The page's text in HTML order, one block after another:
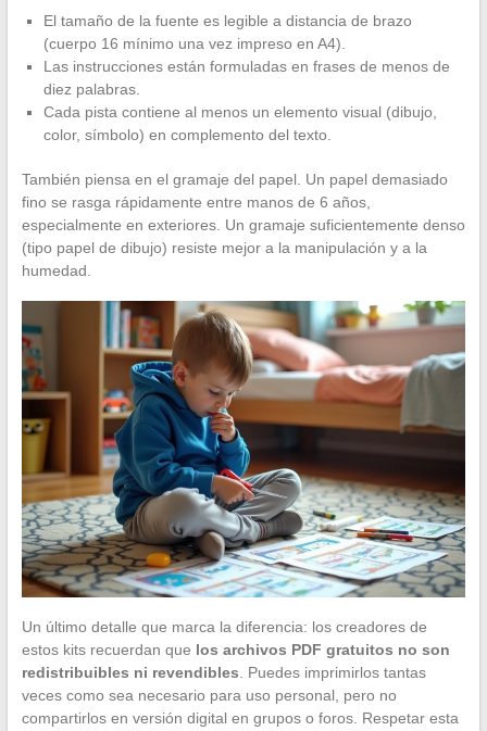
El tamaño de la fuente es legible a distancia de brazo
(cuerpo 16 mínimo una vez impreso en A4).
Las instrucciones están formuladas en frases de menos de
diez palabras.
Cada pista contiene al menos un elemento visual (dibujo,
color, símbolo) en complemento del texto.
También piensa en el gramaje del papel. Un papel demasiado
fino se rasga rápidamente entre manos de 6 años,
especialmente en exteriores. Un gramaje suficientemente denso
(tipo papel de dibujo) resiste mejor a la manipulación y a la
humedad.
Un último detalle que marca la diferencia: los creadores de
estos kits recuerdan que los archivos PDF gratuitos no son
redistribuibles ni revendibles . Puedes imprimirlos tantas
veces como sea necesario para uso personal, pero no
compartirlos en versión digital en grupos o foros. Respetar esta